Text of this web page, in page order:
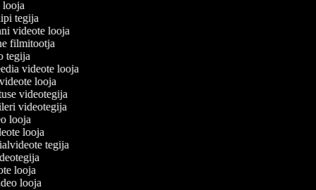
looja
tegija
videote looja
filmitootja
tegija
videote looja
looja
videotegija
videotegija
looja
looja
tegija
looja
looja